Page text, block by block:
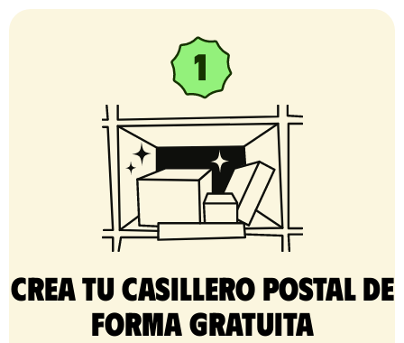
Crea tu casillero postal de
forma gratuita​